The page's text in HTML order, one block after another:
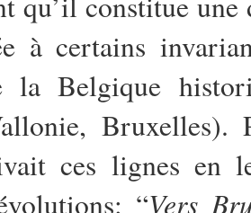
à certains
la Belgique
ces lignes en
“Vers